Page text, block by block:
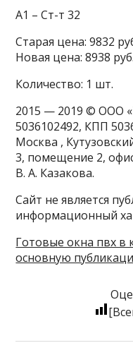
A1 – Ст-т 32
Старая цена: 9832
Новая цена: 8938 руб.
Количество: 1 шт.
2015 — 2019 © ООО
5036102492, КПП
Москва ,
3, помещение 2,
В. А. Казакова.
Сайт не является
информационный
Готовые окна пвх в
основную